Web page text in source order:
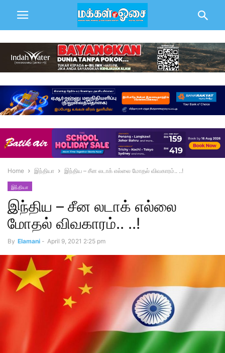
Home இந்தியா இந்திய – சீன லடாக் எல்லை மோதல் விவகாரம்.. ..!
இந்தியா
இந்திய – சீன லடாக் எல்லை
மோதல் விவகாரம்.. ..!
By Elamani - April 9, 2021 2:25 pm